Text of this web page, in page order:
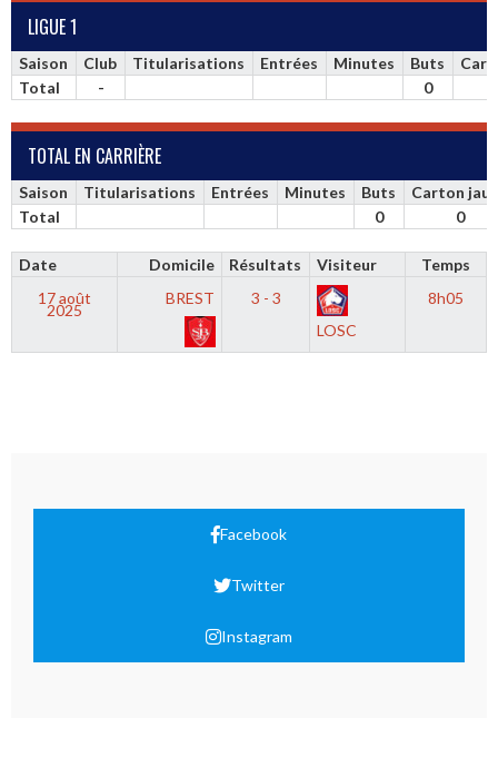
LIGUE 1
Saison Club Titularisations Entrées Minutes Buts
Total
- 0
TOTAL EN CARRIÈRE
Saison Titularisations Entrées Minutes Buts
Carton
Total
0 0
Date Domicile Résultats Visiteur
Temps
17 août
2025
BREST
3 - 3
LOSC
8h05
Facebook
Twitter
Instagram